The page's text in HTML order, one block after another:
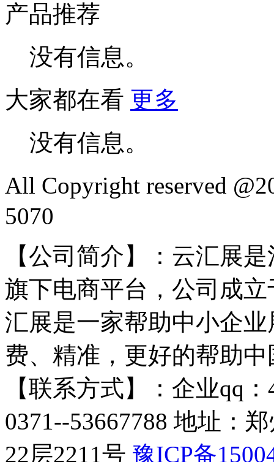
产品推荐
没有信息。
大家都在看 更多
没有信息。
All Copyright reserved
5070
【公司简介】：云汇展
旗下电商平台，公司成
汇展是一家帮助中小企
费、精准，更好的帮助
【联系方式】：企业qq
0371--53667788 地址：
22层2211号​ 豫ICP备